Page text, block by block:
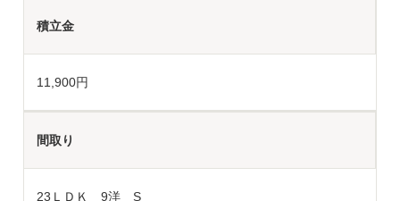
積立金
11,900円
間取り
23ＬＤＫ 9洋 S